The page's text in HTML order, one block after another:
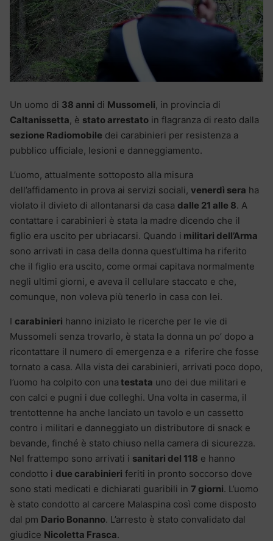
Un uomo di 38 anni di Mussomeli, in provincia di
Caltanissetta, è stato arrestato in flagranza di reato dalla
sezione Radiomobile dei carabinieri per resistenza a
pubblico ufficiale, lesioni e danneggiamento.
L’uomo, attualmente sottoposto alla misura
dell’affidamento in prova ai servizi sociali, venerdì sera ha
violato il divieto di allontanarsi da casa dalle 21 alle 8. A
contattare i carabinieri è stata la madre dicendo che il
figlio era uscito per ubriacarsi. Quando i militari dell’Arma
sono arrivati in casa della donna quest’ultima ha riferito
che il figlio era uscito, come ormai capitava normalmente
negli ultimi giorni, e aveva il cellulare staccato e che,
comunque, non voleva più tenerlo in casa con lei.
I carabinieri hanno iniziato le ricerche per le vie di
Mussomeli senza trovarlo, è stata la donna un po’ dopo a
ricontattare il numero di emergenza e a riferire che fosse
tornato a casa. Alla vista dei carabinieri, arrivati poco dopo,
l’uomo ha colpito con una testata uno dei due militari e
con calci e pugni i due colleghi. Una volta in caserma, il
trentottenne ha anche lanciato un tavolo e un cassetto
contro i militari e danneggiato un distributore di snack e
bevande, finché è stato chiuso nella camera di sicurezza.
Nel frattempo sono arrivati i sanitari del 118 e hanno
condotto i due carabinieri feriti in pronto soccorso dove
sono stati medicati e dichiarati guaribili in 7 giorni. L’uomo
è stato condotto al carcere Malaspina così come disposto
dal pm Dario Bonanno. L’arresto è stato convalidato dal
giudice Nicoletta Frasca.